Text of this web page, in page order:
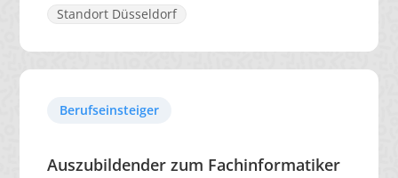
Standort Düsseldorf
Berufseinsteiger
Auszubildender zum Fachinformatiker